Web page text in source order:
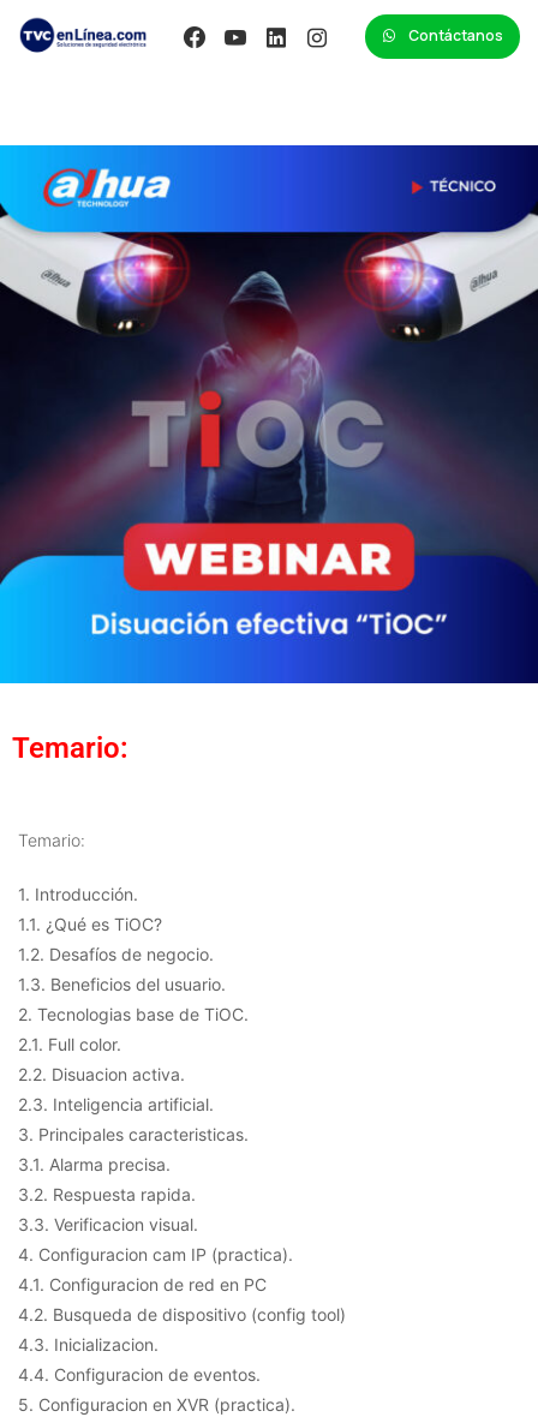
Contáctanos
Temario:
Temario:
1. Introducción.
1.1. ¿Qué es TiOC?
1.2. Desafíos de negocio.
1.3. Beneficios del usuario.
2. Tecnologias base de TiOC.
2.1. Full color.
2.2. Disuacion activa.
2.3. Inteligencia artificial.
3. Principales caracteristicas.
3.1. Alarma precisa.
3.2. Respuesta rapida.
3.3. Verificacion visual.
4. Configuracion cam IP (practica).
4.1. Configuracion de red en PC
4.2. Busqueda de dispositivo (config tool)
4.3. Inicializacion.
4.4. Configuracion de eventos.
5. Configuracion en XVR (practica).